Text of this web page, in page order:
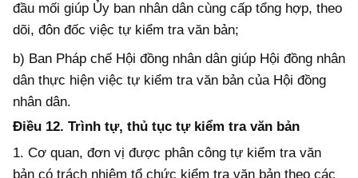
đầu mối giúp Ủy ban nhân dân cùng cấp tổng hợp, theo
dõi, đôn đốc việc tự kiểm tra văn bản;
b) Ban Pháp chế Hội đồng nhân dân giúp Hội đồng nhân
dân thực hiện việc tự kiểm tra văn bản của Hội đồng
nhân dân.
Điều 12. Trình tự, thủ tục tự kiểm tra văn bản
1. Cơ quan, đơn vị được phân công tự kiểm tra văn
bản có trách nhiệm tổ chức kiểm tra văn bản theo các